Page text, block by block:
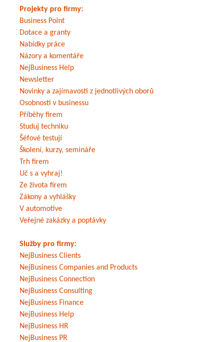
Projekty pro firmy:
Business Point
Dotace a granty
Nabídky práce
Názory a komentáře
NejBusiness Help
Newsletter
Novinky a zajímavosti z jednotlivých oborů
Osobnosti v businessu
Příběhy firem
Studuj techniku
Šéfové testují
Školení, kurzy, semináře
Trh firem
Uč s a vyhraj!
Ze života firem
Zákony a vyhlášky
V automotive
Veřejné zakázky a poptávky
Služby pro firmy:
NejBusiness Clients
NejBusiness Companies and Products
NejBusiness Connection
NejBusiness Consulting
NejBusiness Finance
NejBusiness Help
NejBusiness HR
NejBusiness PR